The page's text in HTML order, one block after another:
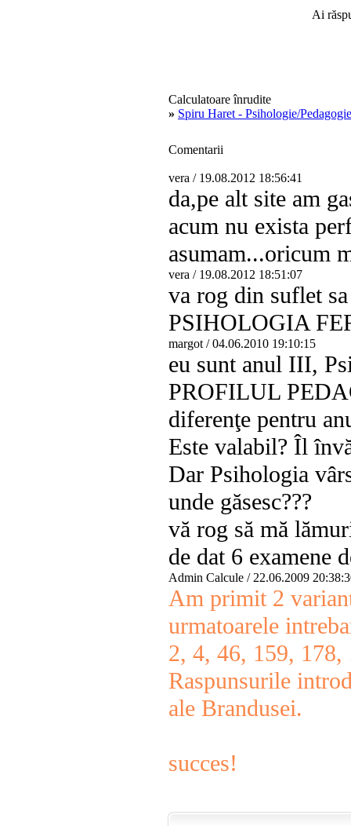
Ai
Calculatoare înrudite
» Spiru Haret - Psihologie/
Comentarii
vera / 19.08.2012 18:56:41
da,pe alt site am
acum nu exista
asumam...oricum
vera / 19.08.2012 18:51:07
va rog din suflet
PSIHOLOGIA
margot / 04.06.2010 19:10:15
eu sunt anul III,
PROFILUL
diferenţe pentru
Este valabil? Îl
Dar Psihologia
unde găsesc???
vă rog să mă
de dat 6 examene
Admin Calcule / 22.06.2009
Am primit 2
urmatoarele
2, 4, 46, 159, 178,
Raspunsurile
ale Brandusei.
succes!